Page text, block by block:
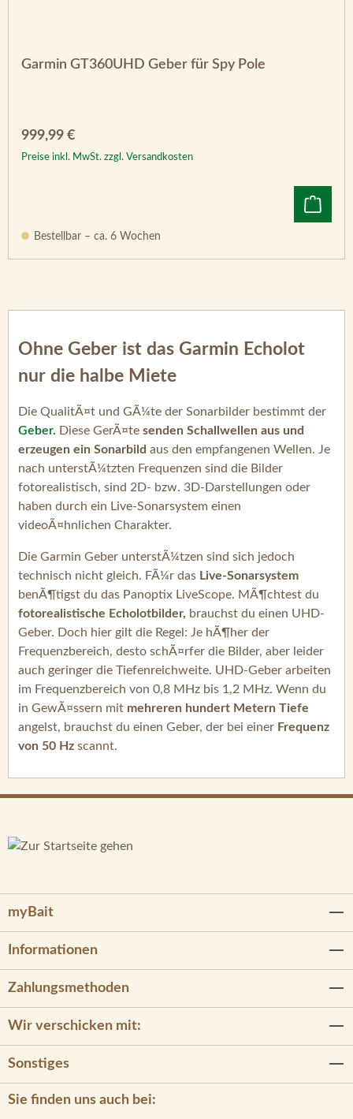
Garmin GT360UHD Geber für Spy Pole
Regulärer Preis:
999,99 €
Preise inkl. MwSt. zzgl. Versandkosten
Bestellbar – ca. 6 Wochen
Ohne Geber ist das Garmin Echolot
nur die halbe Miete
Die QualitÃ¤t und GÃ¼te der Sonarbilder bestimmt der
Geber. Diese GerÃ¤te senden Schallwellen aus und
erzeugen ein Sonarbild aus den empfangenen Wellen. Je
nach unterstÃ¼tzten Frequenzen sind die Bilder
fotorealistisch, sind 2D- bzw. 3D-Darstellungen oder
haben durch ein Live-Sonarsystem einen
videoÃ¤hnlichen Charakter.
Die Garmin Geber unterstÃ¼tzen sind sich jedoch
technisch nicht gleich. FÃ¼r das Live-Sonarsystem
benÃ¶tigst du das Panoptix LiveScope. MÃ¶chtest du
fotorealistische Echolotbilder, brauchst du einen UHD-
Geber. Doch hier gilt die Regel: Je hÃ¶her der
Frequenzbereich, desto schÃ¤rfer die Bilder, aber leider
auch geringer die Tiefenreichweite. UHD-Geber arbeiten
im Frequenzbereich von 0,8 MHz bis 1,2 MHz. Wenn du
in GewÃ¤ssern mit mehreren hundert Metern Tiefe
angelst, brauchst du einen Geber, der bei einer Frequenz
von 50 Hz scannt.
myBait
Informationen
Sie finden uns auch bei:
Zahlungsmethoden
Wir verschicken mit:
Sonstiges